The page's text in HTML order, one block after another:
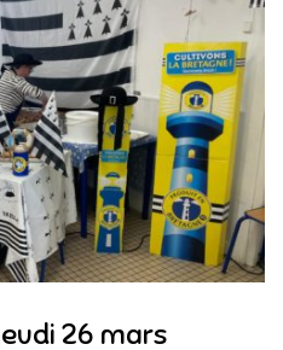
26 mars